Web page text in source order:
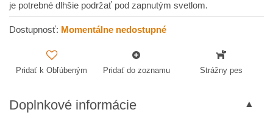
je potrebné dlhšie podržať pod zapnutým svetlom.
Dostupnosť: Momentálne nedostupné
Pridať k Obľúbeným Pridať do zoznamu Strážny pes
Doplnkové informácie